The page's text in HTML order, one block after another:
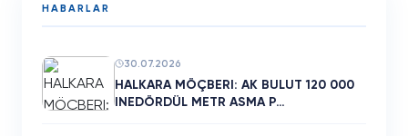
HABARLAR
30.07.2026
HALKARA MÖÇBERI: AK BULUT 120 000
INEDÖRDÜL METR ASMA P…